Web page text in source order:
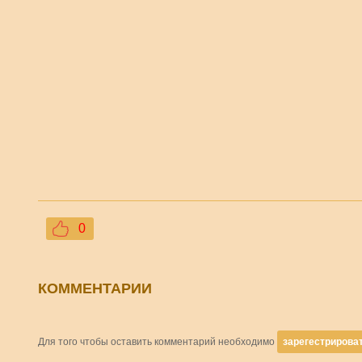
0
КОММЕНТАРИИ
Для того чтобы оставить комментарий необходимо